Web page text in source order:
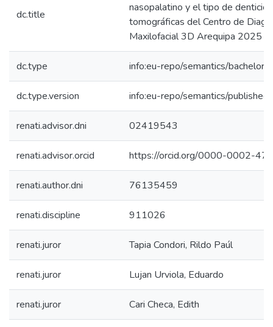
dc.title
nasopalatino y el tipo de
tomográficas del Centro de
Maxilofacial 3D Arequipa 2025
dc.type info:eu-repo/semantics/
dc.type.version info:eu-repo/semantics/
renati.advisor.dni 02419543
renati.advisor.orcid https://orcid.org/0000-0002-
renati.author.dni 76135459
renati.discipline 911026
renati.juror Tapia Condori, Rildo Paúl
renati.juror Lujan Urviola, Eduardo
renati.juror Cari Checa, Edith